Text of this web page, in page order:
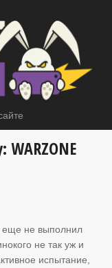
еще не выполнил
не так уж и
испытание,